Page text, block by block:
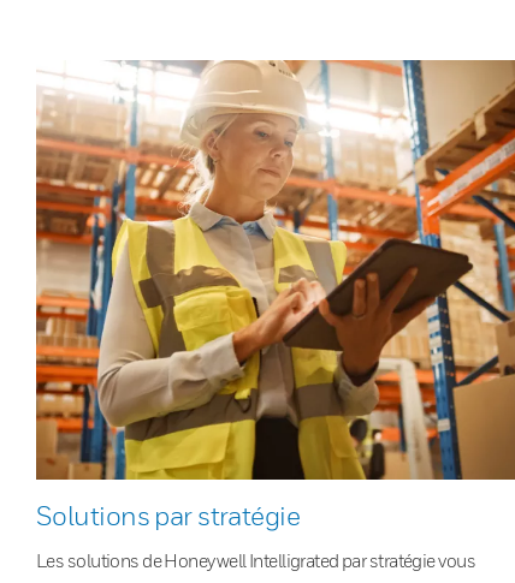
Solutions par stratégie
Les solutions de Honeywell Intelligrated par stratégie vous